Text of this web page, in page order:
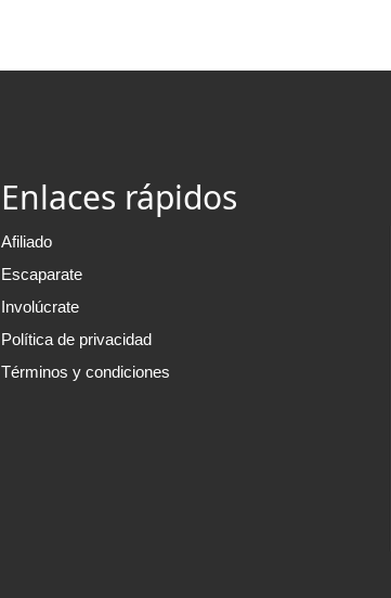
Enlaces rápidos
Afiliado
Escaparate
Involúcrate
Política de privacidad
Términos y condiciones